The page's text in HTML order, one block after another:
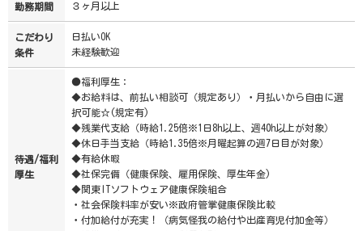
勤務期間 ３ヶ月以上
こだわり
条件
日払いOK
未経験歓迎
待遇/福利
厚生
●福利厚生：
◆お給料は、前払い相談可（規定あり）・月払いから自由に選
択可能☆(規定有)
◆残業代支給（時給1.25倍※1日8h以上、週40h以上が対象）
◆休日手当支給（時給1.35倍※月曜起算の週7日目が対象）
◆有給休暇
◆社保完備（健康保険、雇用保険、厚生年金)
◆関東ITソフトウェア健康保険組合
・社会保険料率が安い※政府管掌健康保険比較
・付加給付が充実！（病気怪我の給付や出産育児付加金等）